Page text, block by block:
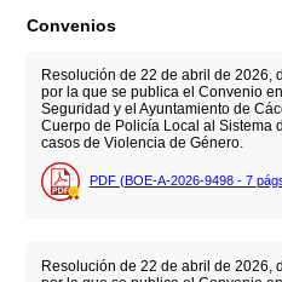
Convenios
Resolución de 22 de abril de 2026,
por la que se publica el Convenio
Seguridad y el Ayuntamiento de
Cuerpo de Policía Local al Sistema
casos de Violencia de Género.
PDF (BOE-A-2026-9498 - 7
Resolución de 22 de abril de 2026,